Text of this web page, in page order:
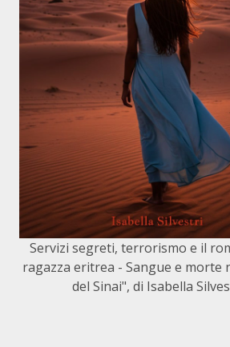
Servizi segreti, terrorismo e il
ragazza eritrea - Sangue e morte
del Sinai", di Isabella